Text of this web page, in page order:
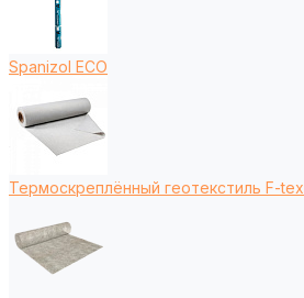
Spanizol ECO
Термоскреплённый геотекстиль F-tex